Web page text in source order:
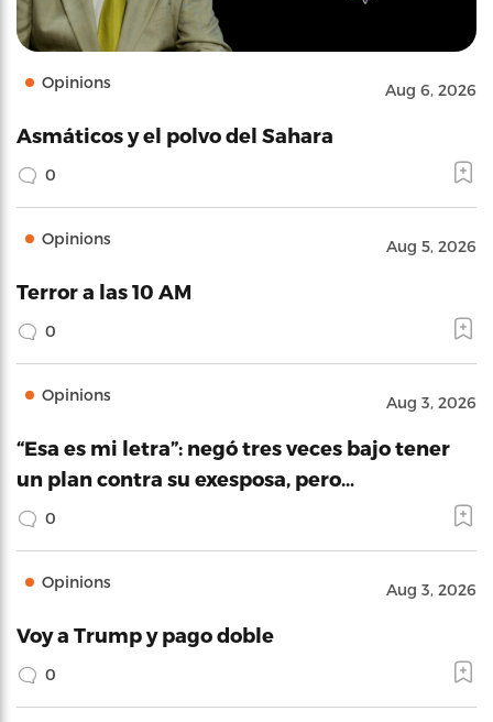
Opinions Aug 6, 2026
Asmáticos y el polvo del Sahara
0
Opinions Aug 5, 2026
Terror a las 10 AM
0
Opinions Aug 3, 2026
“Esa es mi letra”: negó tres veces bajo tener
un plan contra su exesposa, pero…
0
Opinions Aug 3, 2026
Voy a Trump y pago doble
0